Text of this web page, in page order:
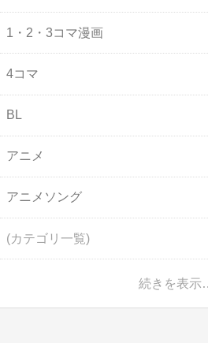
1・2・3コマ漫画
4コマ
BL
アニメ
アニメソング
(カテゴリ一覧)
続きを表示